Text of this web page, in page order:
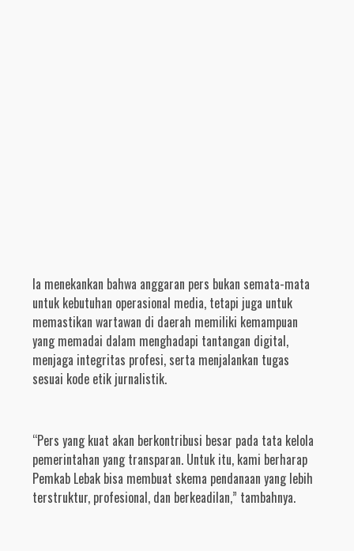
Ia menekankan bahwa anggaran pers bukan semata-mata
untuk kebutuhan operasional media, tetapi juga untuk
memastikan wartawan di daerah memiliki kemampuan
yang memadai dalam menghadapi tantangan digital,
menjaga integritas profesi, serta menjalankan tugas
sesuai kode etik jurnalistik.
“Pers yang kuat akan berkontribusi besar pada tata kelola
pemerintahan yang transparan. Untuk itu, kami berharap
Pemkab Lebak bisa membuat skema pendanaan yang lebih
terstruktur, profesional, dan berkeadilan,” tambahnya.